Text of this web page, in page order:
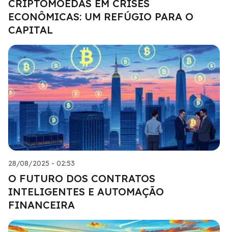
CRIPTOMOEDAS EM CRISES
ECONÔMICAS: UM REFÚGIO PARA O
CAPITAL
28/08/2025 - 02:53
O FUTURO DOS CONTRATOS
INTELIGENTES E AUTOMAÇÃO
FINANCEIRA